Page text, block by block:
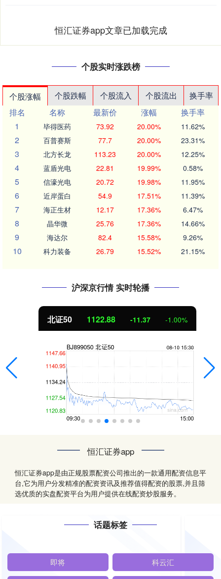
恒汇证券app文章已加载完成
个股实时涨跌榜
个股涨幅 个股跌幅 个股流入 个股流出
换手率
排名
名称 最新价 涨幅
换手率
1
毕得医药 73.92 20.00% 11.62%
2 百普赛斯 77.7 20.00% 23.31%
3 北方长龙 113.23 20.00% 12.25%
4 蓝盾光电 22.81 19.99% 0.58%
5 信濠光电 20.72 19.98% 11.95%
6 近岸蛋白 54.9 17.51% 11.39%
7 海正生材 12.17 17.36% 6.47%
8 晶华微 25.76 17.36% 14.66%
9 海达尔 82.4 15.58% 9.26%
10 科力装备 26.79 15.52% 21.15%
沪深京行情 实时轮播
北证50 1122.88 -11.37 -1.00%
恒汇证券app
恒汇证券app是由正规股票配资公司推出的一款通用配资信息平
台,它为用户分发精准的配资资讯及推荐值得配资的股票,并且筛
选优质的实盘配资平台为用户提供在线配资炒股服务。
话题标签
即将 科云汇